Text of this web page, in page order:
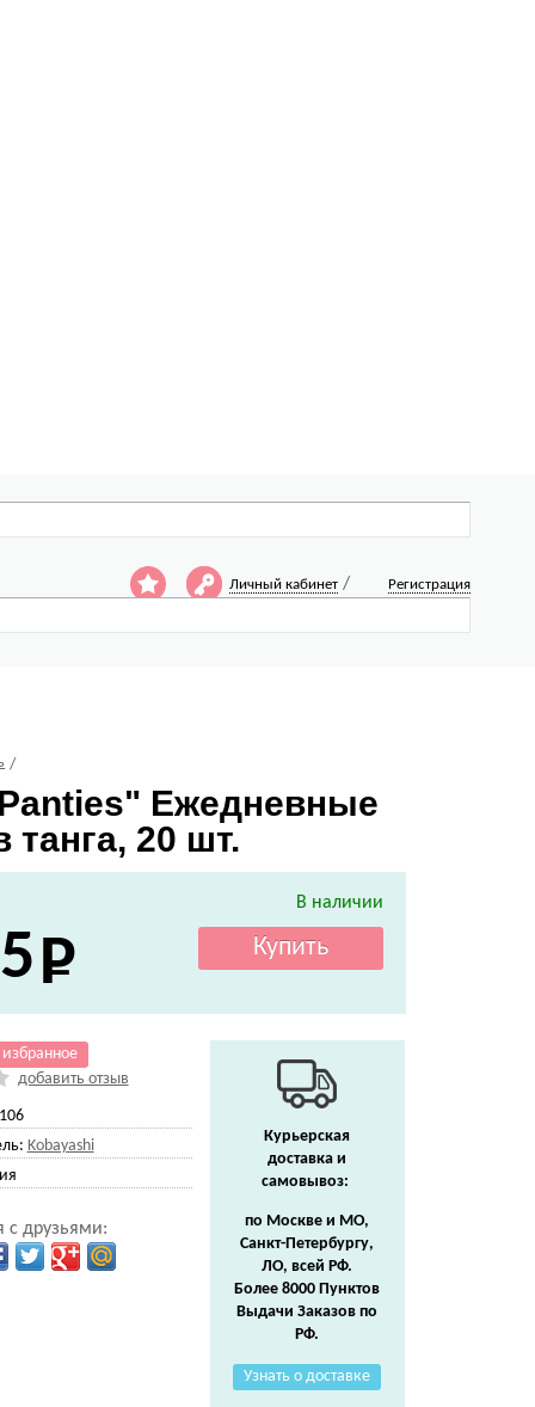
Личный кабинет / Регистрация
Ежедневные
танга, 20 шт.
В наличии
добавить отзыв
Kobayashi
с друзьями:
Курьерская
доставка и
самовывоз:
по Москве и МО,
Санкт-Петербургу,
ЛО, всей РФ.
Более 8000 Пунктов
Выдачи Заказов по
РФ.
Узнать о доставке